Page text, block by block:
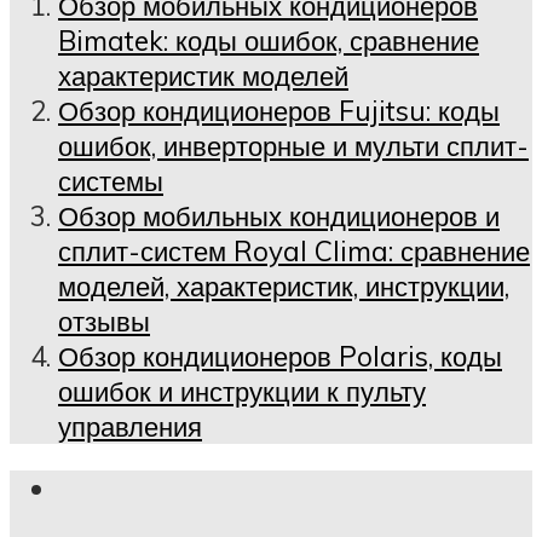
Bimatek: коды ошибок, сравнение
характеристик моделей
Обзор кондиционеров Fujitsu: коды
ошибок, инверторные и мульти сплит-
системы
Обзор мобильных кондиционеров и
сплит-систем Royal Clima: сравнение
моделей, характеристик, инструкции,
отзывы
Обзор кондиционеров Polaris, коды
ошибок и инструкции к пульту
управления